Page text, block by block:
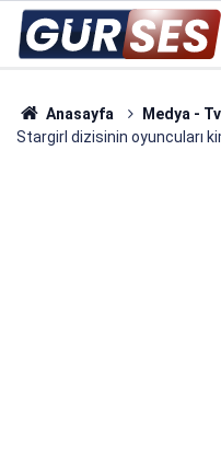
Anasayfa Medya - Tv
Stargirl dizisinin oyuncuları